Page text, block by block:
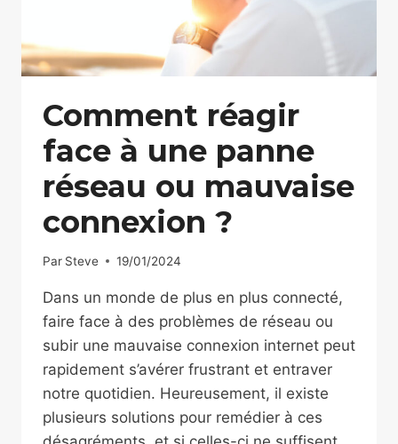
Comment réagir
face à une panne
réseau ou mauvaise
connexion ?
Par Steve 19/01/2024
Dans un monde de plus en plus connecté,
faire face à des problèmes de réseau ou
subir une mauvaise connexion internet peut
rapidement s’avérer frustrant et entraver
notre quotidien. Heureusement, il existe
plusieurs solutions pour remédier à ces